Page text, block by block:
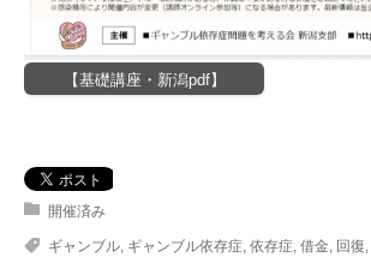
【基礎講座・新潟pdf】
開催済み
ギャンブル, ギャンブル依存症, 依存症, 借金, 回復,